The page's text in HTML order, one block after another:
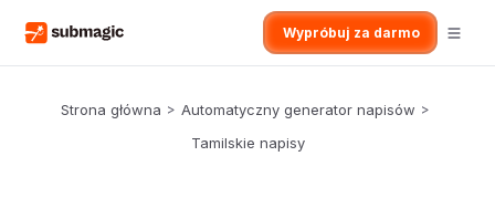
Wypróbuj za darmo
Strona główna > Automatyczny generator napisów >
Tamilskie napisy